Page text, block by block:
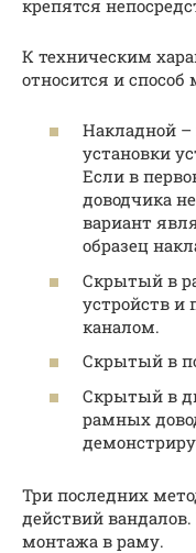
крепятся
К техническим
относится и способ
Накладной –
установки
Если в
доводчика
вариант
образец
Скрытый в
устройств и
каналом.
Скрытый в
Скрытый в
рамных
Три последних
действий
монтажа в раму.